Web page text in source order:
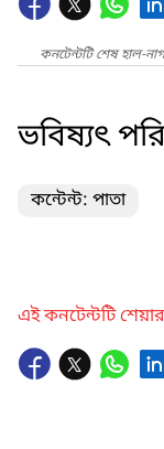
কনটেন্টটি শেষ হাল-
ভবিষ্যৎ
কন্টেন্ট: পাতা
এই কনটেন্টটি